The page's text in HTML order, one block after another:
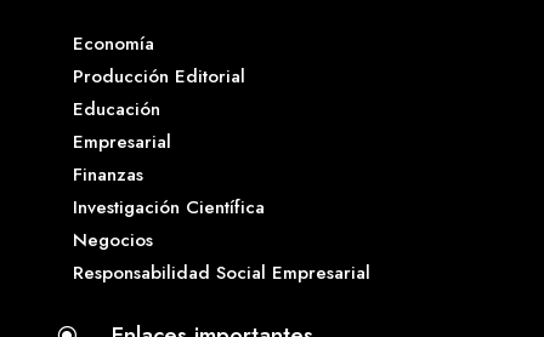
Economía
Producción Editorial
Educación
Empresarial
Finanzas
Investigación Científica
Negocios
Responsabilidad Social Empresarial